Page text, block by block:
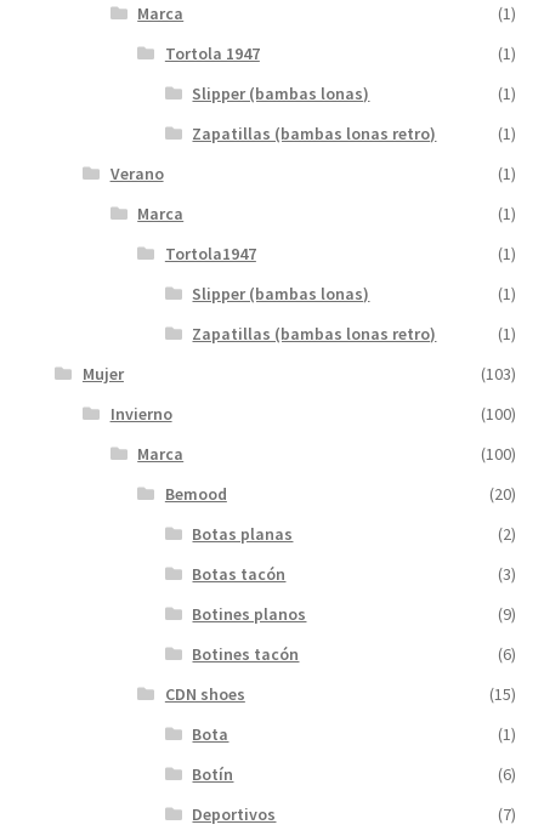
Marca
(1)
Tortola 1947
(1)
Slipper (bambas lonas)
(1)
Zapatillas (bambas lonas retro)
(1)
Verano
(1)
Marca
(1)
Tortola1947
(1)
Slipper (bambas lonas)
(1)
Zapatillas (bambas lonas retro)
(1)
Mujer
(103)
Invierno
(100)
Marca
(100)
Bemood
(20)
Botas planas
(2)
Botas tacón
(3)
Botines planos
(9)
Botines tacón
(6)
CDN shoes
(15)
Bota
(1)
Botín
(6)
Deportivos
(7)